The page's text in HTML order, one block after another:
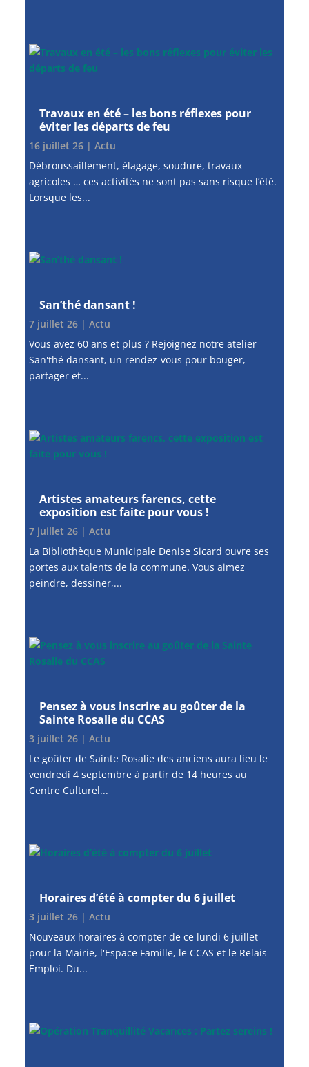
Travaux en été – les bons réflexes pour
éviter les départs de feu
16 juillet 26| Actu
Débroussaillement, élagage, soudure, travaux
agricoles … ces activités ne sont pas sans risque l’été.
Lorsque les...
San’thé dansant !
7 juillet 26| Actu
Vous avez 60 ans et plus ? Rejoignez notre atelier
San'thé dansant, un rendez-vous pour bouger,
partager et...
Artistes amateurs farencs, cette
exposition est faite pour vous !
7 juillet 26| Actu
La Bibliothèque Municipale Denise Sicard ouvre ses
portes aux talents de la commune. Vous aimez
peindre, dessiner,...
Pensez à vous inscrire au goûter de la
Sainte Rosalie du CCAS
3 juillet 26| Actu
Le goûter de Sainte Rosalie des anciens aura lieu le
vendredi 4 septembre à partir de 14 heures au
Centre Culturel...
Horaires d’été à compter du 6 juillet
3 juillet 26| Actu
Nouveaux horaires à compter de ce lundi 6 juillet
pour la Mairie, l'Espace Famille, le CCAS et le Relais
Emploi. Du...